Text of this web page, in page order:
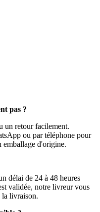
pas ?
un retour facilement.
ou par téléphone pour
emballage d'origine.
délai de 24 à 48 heures
validée, notre livreur vous
la livraison.